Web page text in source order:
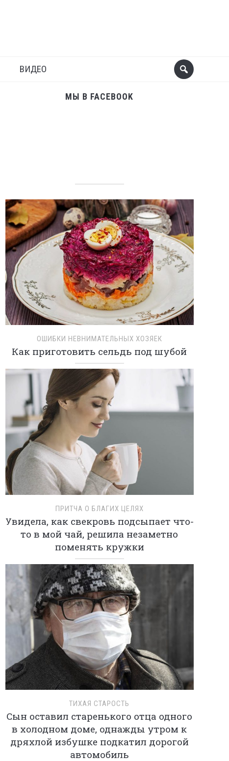
ВИДЕО
МЫ В FACEBOOK
ОШИБКИ НЕВНИМАТЕЛЬНЫХ ХОЗЯЕК
Как приготовить сельдь под шубой
ПРИТЧА О БЛАГИХ ЦЕЛЯХ
Увидела, как свекровь подсыпает что-
то в мой чай, решила незаметно
поменять кружки
ТИХАЯ СТАРОСТЬ
Сын оставил старенького отца одного
в холодном доме, однажды утром к
дряхлой избушке подкатил дорогой
автомобиль